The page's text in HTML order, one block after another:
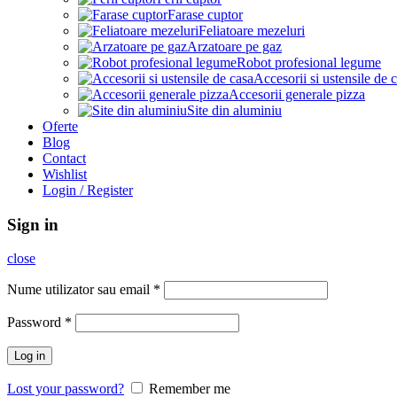
Farase cuptor
Feliatoare mezeluri
Arzatoare pe gaz
Robot profesional legume
Accesorii si ustensile de
Accesorii generale pizza
Site din aluminiu
Oferte
Blog
Contact
Wishlist
Login / Register
Sign in
close
Nume utilizator sau email *
Password *
Log in
Lost your password? Remember me